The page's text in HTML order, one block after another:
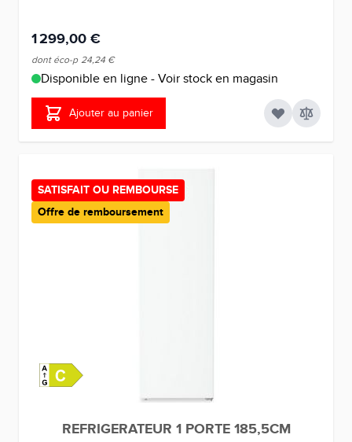
1 299,00 €
dont éco-p 24,24 €
Disponible en ligne - Voir stock en magasin
Ajouter au panier
SATISFAIT OU REMBOURSE
Offre de remboursement
REFRIGERATEUR 1 PORTE 185,5CM